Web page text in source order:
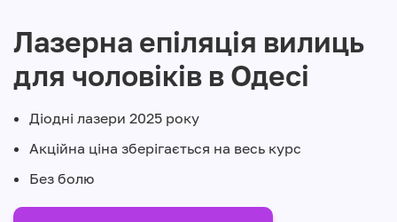
Лазерна епіляція вилиць
для чоловіків в Одесі
Діодні лазери 2025 року
Акційна ціна зберігається на весь курс
Без болю